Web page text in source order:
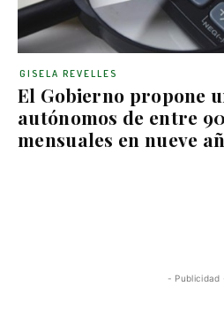
El Gobierno propone
autónomos de entre
mensuales en nueve
GISELA REVELLES
- Publicidad